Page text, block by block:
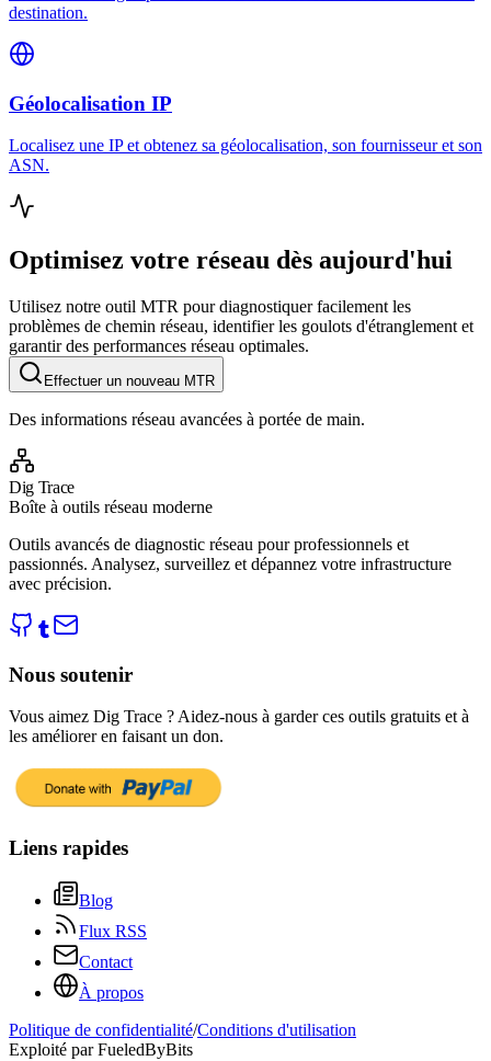
destination.
Géolocalisation IP
Localisez une IP et obtenez sa géolocalisation, son fournisseur et son
ASN.
Optimisez votre réseau dès aujourd'hui
Utilisez notre outil MTR pour diagnostiquer facilement les
problèmes de chemin réseau, identifier les goulots d'étranglement et
garantir des performances réseau optimales.
Effectuer un nouveau MTR
Des informations réseau avancées à portée de main.
Dig Trace
Boîte à outils réseau moderne
Outils avancés de diagnostic réseau pour professionnels et
passionnés. Analysez, surveillez et dépannez votre infrastructure
avec précision.
Nous soutenir
Vous aimez Dig Trace ? Aidez‑nous à garder ces outils gratuits et à
les améliorer en faisant un don.
Liens rapides
Blog
Flux RSS
Contact
À propos
Politique de confidentialité/Conditions d'utilisation
Exploité par FueledByBits